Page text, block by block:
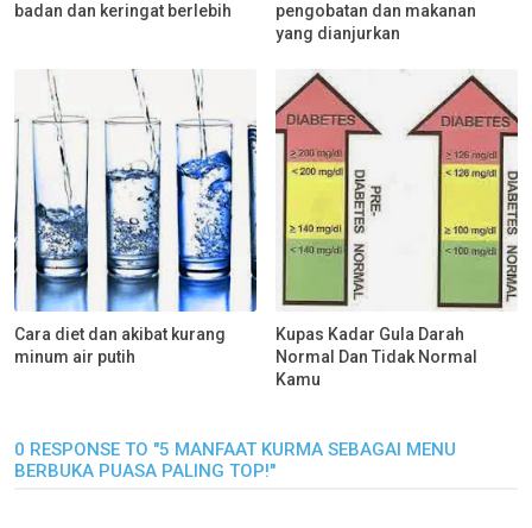
badan dan keringat berlebih
pengobatan dan makanan
yang dianjurkan
Cara diet dan akibat kurang
minum air putih
Kupas Kadar Gula Darah
Normal Dan Tidak Normal
Kamu
0 RESPONSE TO "5 MANFAAT KURMA SEBAGAI MENU
BERBUKA PUASA PALING TOP!"